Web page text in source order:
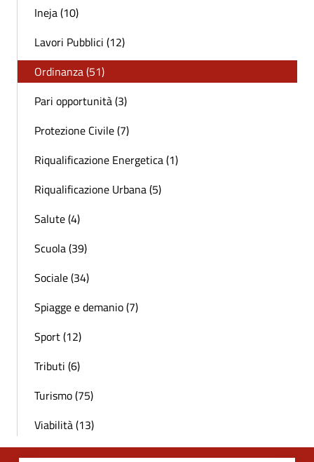
Ineja (10)
Lavori Pubblici (12)
Ordinanza (51)
Pari opportunità (3)
Protezione Civile (7)
Riqualificazione Energetica (1)
Riqualificazione Urbana (5)
Salute (4)
Scuola (39)
Sociale (34)
Spiagge e demanio (7)
Sport (12)
Tributi (6)
Turismo (75)
Viabilità (13)